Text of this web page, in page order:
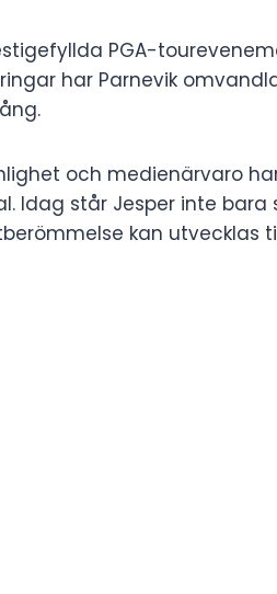
PGA-
har Parnevik
och medienärvaro
Idag står Jesper inte
kan utvecklas